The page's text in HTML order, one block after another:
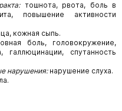
тошнота, рвота, боль в
повышение активности
кожная сыпь.
боль, головокружение,
галлюцинации, спутанность
нарушения:нарушение слуха.